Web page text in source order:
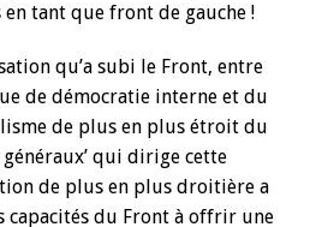
tant que front de gauche !
qu’a subi le Front, entre
de démocratie interne et du
de plus en plus étroit du
généraux’ qui dirige cette
de plus en plus droitière a
capacités du Front à offrir une